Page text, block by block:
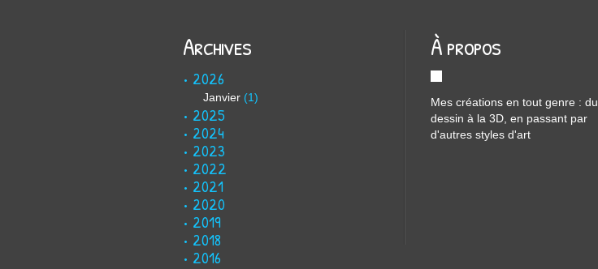
Archives
2026
Janvier (1)
2025
2024
2023
2022
2021
2020
2019
2018
2016
À propos
Mes créations en tout genre : du
dessin à la 3D, en passant par
d'autres styles d'art